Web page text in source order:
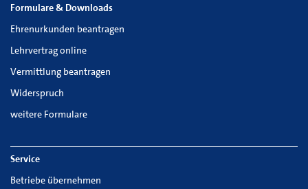
Formulare & Downloads
Ehrenurkunden beantragen
Lehrvertrag online
Vermittlung beantragen
Widerspruch
weitere Formulare
Service
Betriebe übernehmen